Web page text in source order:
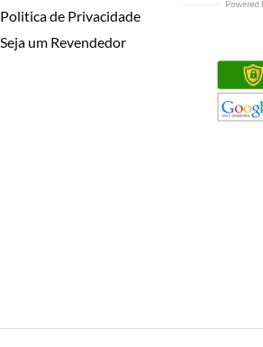
Politica de Privacidade
Seja um Revendedor